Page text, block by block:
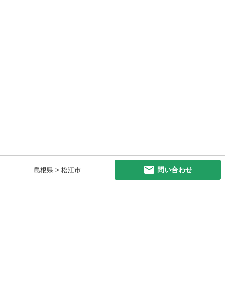
島根県 > 松江市 問い合わせ